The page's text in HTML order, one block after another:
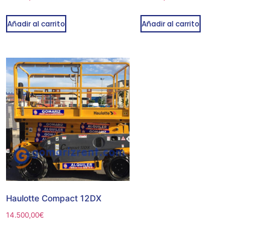
Añadir al carrito Añadir al carrito
Haulotte Compact 12DX
14.500,00€